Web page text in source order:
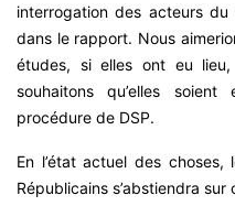
interrogation des acteurs du
dans le rapport. Nous
études, si elles ont eu
souhaitons qu’elles
procédure de DSP.
En l’état actuel des
Républicains s’abstiendra sur